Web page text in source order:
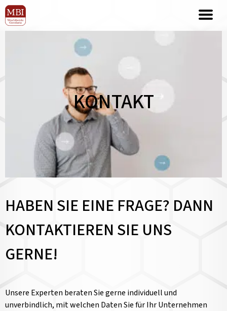
KONTAKT
HABEN SIE EINE FRAGE? DANN
KONTAKTIEREN SIE UNS
GERNE!
Unsere Experten beraten Sie gerne individuell und
unverbindlich, mit welchen Daten Sie für Ihr Unternehmen